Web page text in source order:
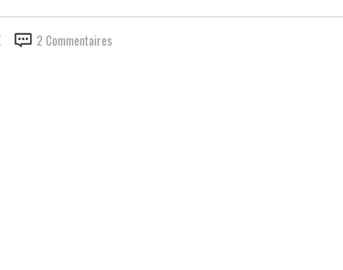
2 Commentaires